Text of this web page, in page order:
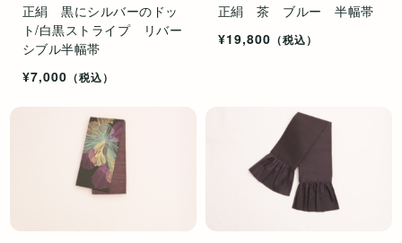
正絹 黒にシルバーのドッ
ト/白黒ストライプ リバー
シブル半幅帯
¥7,000 （税込）
正絹 茶 ブルー 半幅帯
¥19,800 （税込）